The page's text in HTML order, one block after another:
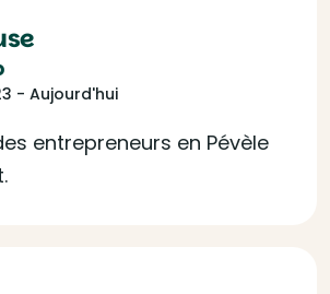
- Aujourd'hui
entrepreneurs en Pévèle